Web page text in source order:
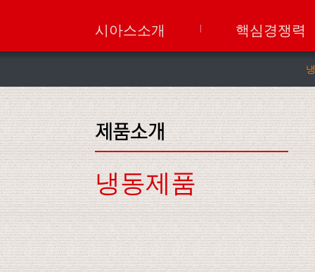
시아스소개 핵심경쟁력
냉동제품